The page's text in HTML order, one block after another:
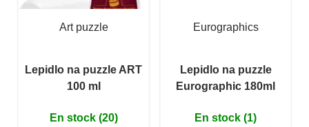
Art puzzle
Lepidlo na puzzle ART
100 ml
En stock (20)
Eurographics
Lepidlo na puzzle
Eurographic 180ml
En stock (1)